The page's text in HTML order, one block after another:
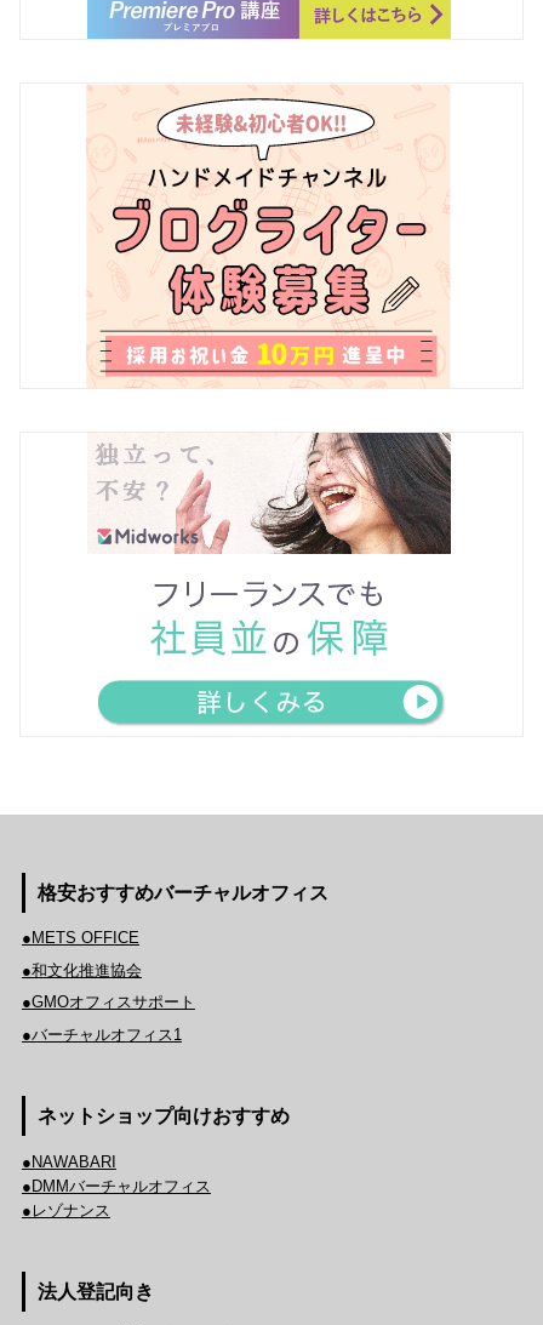
格安おすすめバーチャルオフィス
●METS OFFICE
●和文化推進協会
●GMOオフィスサポート
●バーチャルオフィス1
ネットショップ向けおすすめ
●NAWABARI
●DMMバーチャルオフィス
●レゾナンス
法人登記向き